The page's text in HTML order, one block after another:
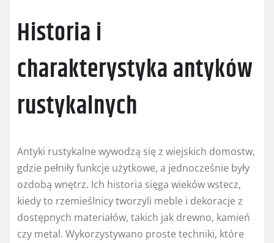
Historia i
charakterystyka antyków
rustykalnych
Antyki rustykalne wywodzą się z wiejskich domostw,
gdzie pełniły funkcje użytkowe, a jednocześnie były
ozdobą wnętrz. Ich historia sięga wieków wstecz,
kiedy to rzemieślnicy tworzyli meble i dekoracje z
dostępnych materiałów, takich jak drewno, kamień
czy metal. Wykorzystywano proste techniki, które